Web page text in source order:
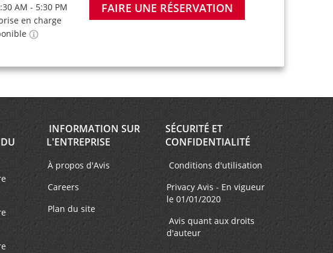
AM - 5:30 PM
en charge
FAIRE UNE RÉSERVATION
INFORMATION SUR
L'ENTREPRISE
À propos d'Avis
Careers
Plan du site
SÉCURITÉ ET
CONFIDENTIALITÉ
Conditions d'utilisation
Privacy Avis - En vigueur
le 01/01/2020
Avis quant aux droits
d'auteur